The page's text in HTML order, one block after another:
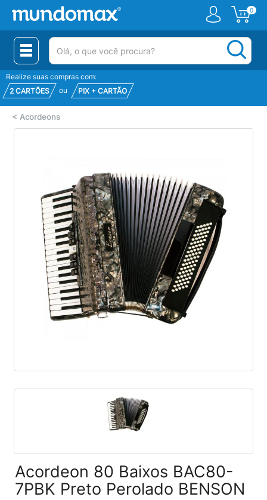
0
(pesquisar)
Realize suas compras com:
2 CARTÕES
ou PIX + CARTÃO
< Acordeons
Acordeon 80 Baixos BAC80-
7PBK Preto Perolado BENSON